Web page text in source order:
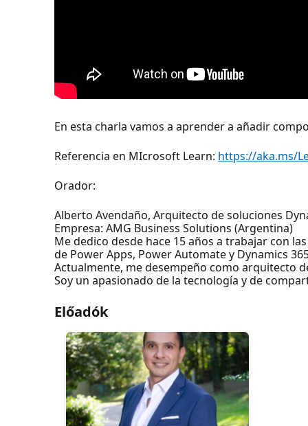
En esta charla vamos a aprender a añadir
Referencia en MIcrosoft Learn: https://aka.ms/
Orador:
Alberto Avendaño, Arquitecto de soluciones
Empresa: AMG Business Solutions (Argentina)
Me dedico desde hace 15 años a trabajar con
de Power Apps, Power Automate y Dynamics
Actualmente, me desempeño como arquitecto
Soy un apasionado de la tecnología y de
Előadók